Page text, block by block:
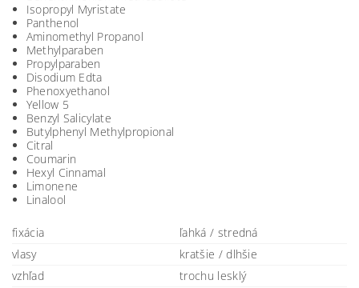
Isopropyl Myristate
Panthenol
Aminomethyl Propanol
Methylparaben
Propylparaben
Disodium Edta
Phenoxyethanol
Yellow 5
Benzyl Salicylate
Butylphenyl Methylpropional
Citral
Coumarin
Hexyl Cinnamal
Limonene
Linalool
fixácia
ľahká / stredná
vlasy
kratšie / dlhšie
vzhľad
trochu lesklý